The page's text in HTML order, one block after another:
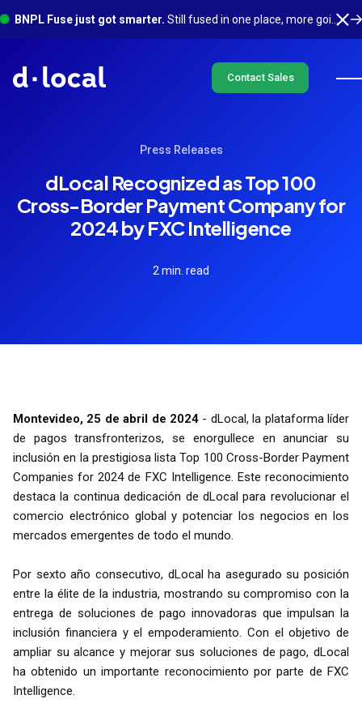
BNPL Fuse just got smarter. Still fused in one place, more going on underneath. See what's new
Contact Sales
Press Releases
dLocal Recognized as Top 100
Cross-Border Payment Company for
2024 by FXC Intelligence
2 min. read
Montevideo, 25 de abril de 2024 - dLocal, la plataforma líder
de pagos transfronterizos, se enorgullece en anunciar su
inclusión en la prestigiosa lista Top 100 Cross-Border Payment
Companies for 2024 de FXC Intelligence. Este reconocimiento
destaca la continua dedicación de dLocal para revolucionar el
comercio electrónico global y potenciar los negocios en los
mercados emergentes de todo el mundo.
Por sexto año consecutivo, dLocal ha asegurado su posición
entre la élite de la industria, mostrando su compromiso con la
entrega de soluciones de pago innovadoras que impulsan la
inclusión financiera y el empoderamiento. Con el objetivo de
ampliar su alcance y mejorar sus soluciones de pago, dLocal
ha obtenido un importante reconocimiento por parte de FXC
Intelligence.